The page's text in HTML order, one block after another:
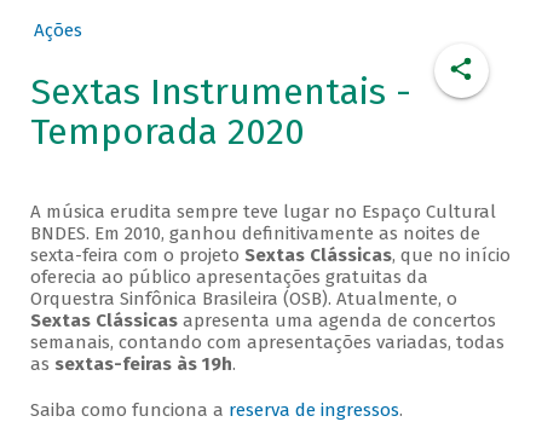
Ações
Sextas Instrumentais -
Temporada 2020
A música erudita sempre teve lugar no Espaço Cultural
BNDES. Em 2010, ganhou definitivamente as noites de
sexta-feira com o projeto Sextas Clássicas, que no início
oferecia ao público apresentações gratuitas da
Orquestra Sinfônica Brasileira (OSB). Atualmente, o
Sextas Clássicasapresenta uma agenda de concertos
semanais, contando com apresentações variadas, todas
as sextas-feiras às 19h.
Saiba como funciona a reserva de ingressos.